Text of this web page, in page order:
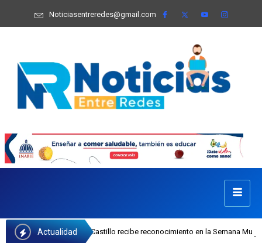
Noticiasentreredes@gmail.com
Actualidad
Josefa Castillo recibe reconocimiento en la Semana Mundial de la